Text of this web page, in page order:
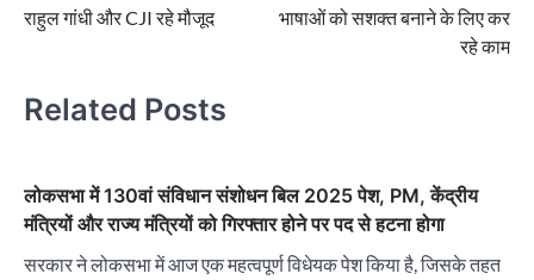
राहुल गांधी और CJI रहे मौजूद
भाषाओं को सशक्त बनाने के लिए कर
रहे काम
Related Posts
लोकसभा में 130वां संविधान संशोधन बिल 2025 पेश, PM, केंद्रीय
मंत्रियों और राज्य मंत्रियों को गिरफ्तार होने पर पद से हटना होगा
सरकार ने लोकसभा में आज एक महत्वपूर्ण विधेयक पेश किया है, जिसके तहत